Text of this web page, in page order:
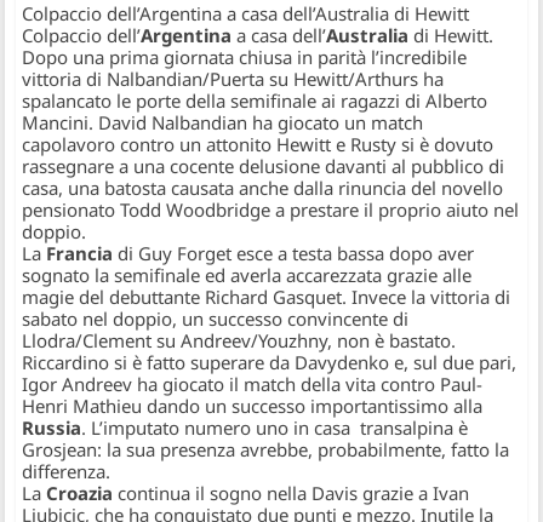
Colpaccio dell’Argentina a casa dell’Australia di Hewitt
Colpaccio dell’Argentina a casa dell’Australia di Hewitt.
Dopo una prima giornata chiusa in parità l’incredibile
vittoria di Nalbandian/Puerta su Hewitt/Arthurs ha
spalancato le porte della semifinale ai ragazzi di Alberto
Mancini. David Nalbandian ha giocato un match
capolavoro contro un attonito Hewitt e Rusty si è dovuto
rassegnare a una cocente delusione davanti al pubblico di
casa, una batosta causata anche dalla rinuncia del novello
pensionato Todd Woodbridge a prestare il proprio aiuto nel
doppio.
La Francia di Guy Forget esce a testa bassa dopo aver
sognato la semifinale ed averla accarezzata grazie alle
magie del debuttante Richard Gasquet. Invece la vittoria di
sabato nel doppio, un successo convincente di
Llodra/Clement su Andreev/Youzhny, non è bastato.
Riccardino si è fatto superare da Davydenko e, sul due pari,
Igor Andreev ha giocato il match della vita contro Paul-
Henri Mathieu dando un successo importantissimo alla
Russia. L’imputato numero uno in casa transalpina è
Grosjean: la sua presenza avrebbe, probabilmente, fatto la
differenza.
LaCroazia continua il sogno nella Davis grazie a Ivan
Ljubicic, che ha conquistato due punti e mezzo. Inutile la